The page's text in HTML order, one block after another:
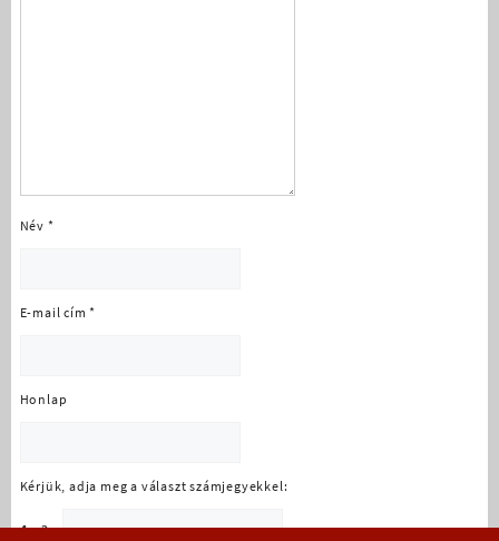
Név *
E-mail cím*
Honlap
Kérjük, adja meg a választ számjegyekkel:
4 × 2 =